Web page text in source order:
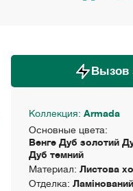
Вызов
Коллекция: Armada
Основные цвета:
Венге Дуб золотий
Дуб темний
Материал: Листова
Отделка: